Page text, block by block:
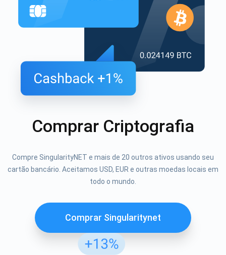
Comprar Criptografia
Compre SingularityNET e mais de 20 outros ativos usando seu
cartão bancário. Aceitamos USD, EUR e outras moedas locais em
todo o mundo.
Comprar Singularitynet